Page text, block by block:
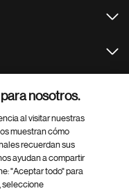
nosotros.
al visitar nuestras
muestran cómo
recuerdan sus
ayudan a compartir
"Aceptar todo" para
seleccione